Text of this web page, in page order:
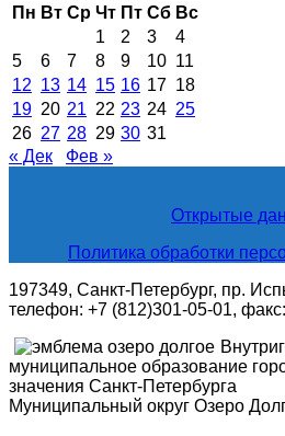
Пн Вт Ср Чт Пт Сб Вс
1
2 3
4
5
6 7 8 9 10 11
12 13 14 15 16 17 18
19 20 21 22 23 24 25
26 27 28 29 30 31
« Дек
Фев »
Открытые
Политика обработки
197349, Санкт-Петербург, пр.
телефон: +7 (812)301-05-01,
муниципальное образование
значения Санкт-Петербурга
Муниципальный округ Озеро